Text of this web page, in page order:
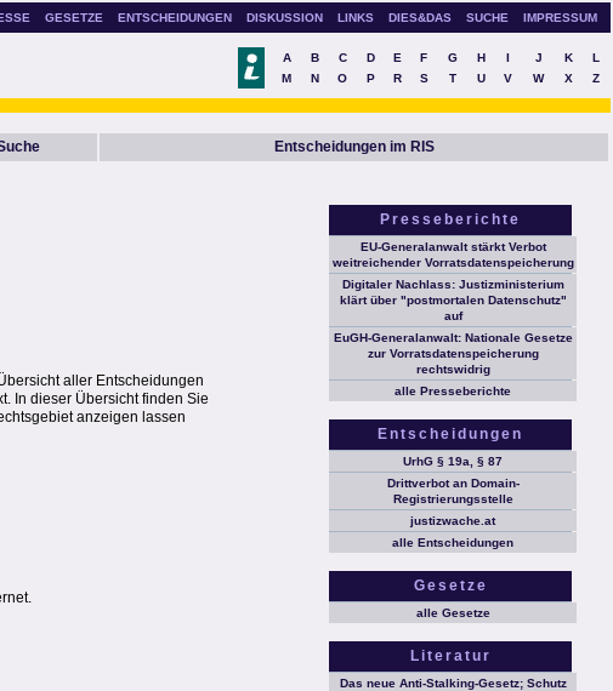
GESETZE ENTSCHEIDUNGEN DISKUSSION LINKS DIES&DAS SUCHE IMPRESSUM
A B C D E F G H I J K
L
M
N O P R S T U V W X Z
Entscheidungen im RIS
aller Entscheidungen
In dieser Übersicht finden Sie
anzeigen lassen
Presseberichte
EU-Generalanwalt stärkt Verbot
weitreichender Vorratsdatenspeicherung
Digitaler Nachlass: Justizministerium
klärt über "postmortalen Datenschutz"
auf
EuGH-Generalanwalt: Nationale Gesetze
zur Vorratsdatenspeicherung
rechtswidrig
alle Presseberichte
Entscheidungen
UrhG § 19a, § 87
Drittverbot an Domain-
Registrierungsstelle
justizwache.at
alle Entscheidungen
Gesetze
alle Gesetze
Literatur
Das neue Anti-Stalking-Gesetz; Schutz